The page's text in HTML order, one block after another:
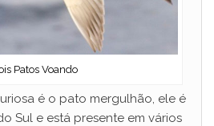
Patos Voando
é o pato mergulhão, ele é
Sul e está presente em vários